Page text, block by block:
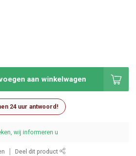
aan winkelwagen
24 uur antwoord!
wij informeren u
Deel dit product